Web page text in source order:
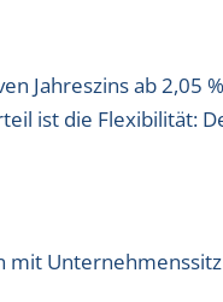
Jahreszins ab 2,05
ist die Flexibilität: